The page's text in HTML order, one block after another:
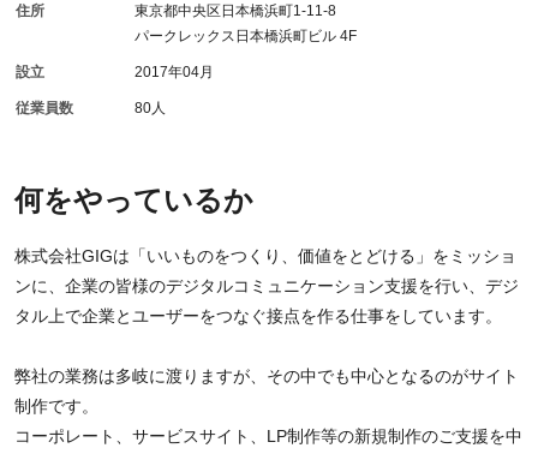
何をやっているか
株式会社GIGは「いいものをつくり、価値をとどける」をミッショ
ンに、企業の皆様のデジタルコミュニケーション支援を行い、デジ
タル上で企業とユーザーをつなぐ接点を作る仕事をしています。
弊社の業務は多岐に渡りますが、その中でも中心となるのがサイト
制作です。
コーポレート、サービスサイト、LP制作等の新規制作のご支援を中
住所
東京都中央区日本橋浜町1-11-8
パークレックス日本橋浜町ビル 4F
設立 2017年04月
従業員数 80人